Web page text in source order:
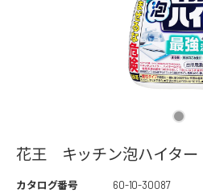
花王 キッチン泡ハイタ
カタログ番号
60-10-30087